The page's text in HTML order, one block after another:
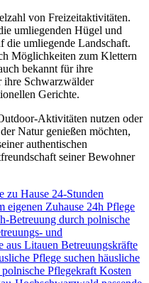
von Freizeitaktivitäten.
umliegenden Hügel und
die umliegende Landschaft.
Möglichkeiten zum Klettern
bekannt für ihre
ihre Schwarzwälder
Gerichte.
Aktivitäten nutzen oder
Natur genießen möchten,
authentischen
seiner Bewohner
zu Hause 24-Stunden
eigenen Zuhause 24h Pflege
Betreuung durch polnische
und
aus Litauen Betreuungskräfte
Pflege suchen häusliche
Pflegekraft Kosten